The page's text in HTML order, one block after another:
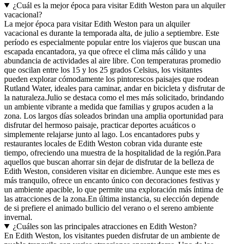
¿Cuál es la mejor época para visitar Edith Weston para un alquiler
vacacional?
La mejor época para visitar Edith Weston para un alquiler
vacacional es durante la temporada alta, de julio a septiembre. Este
período es especialmente popular entre los viajeros que buscan una
escapada encantadora, ya que ofrece el clima más cálido y una
abundancia de actividades al aire libre. Con temperaturas promedio
que oscilan entre los 15 y los 25 grados Celsius, los visitantes
pueden explorar cómodamente los pintorescos paisajes que rodean
Rutland Water, ideales para caminar, andar en bicicleta y disfrutar de
la naturaleza.Julio se destaca como el mes más solicitado, brindando
un ambiente vibrante a medida que familias y grupos acuden a la
zona. Los largos días soleados brindan una amplia oportunidad para
disfrutar del hermoso paisaje, practicar deportes acuáticos o
simplemente relajarse junto al lago. Los encantadores pubs y
restaurantes locales de Edith Weston cobran vida durante este
tiempo, ofreciendo una muestra de la hospitalidad de la región.Para
aquellos que buscan ahorrar sin dejar de disfrutar de la belleza de
Edith Weston, consideren visitar en diciembre. Aunque este mes es
más tranquilo, ofrece un encanto único con decoraciones festivas y
un ambiente apacible, lo que permite una exploración más íntima de
las atracciones de la zona.En última instancia, su elección depende
de si prefiere el animado bullicio del verano o el sereno ambiente
invernal.
¿Cuáles son las principales atracciones en Edith Weston?
En Edith Weston, los visitantes pueden disfrutar de un ambiente de